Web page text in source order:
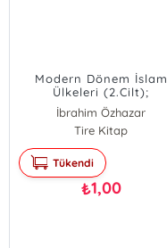
Modern Dönem İslam
Ülkeleri (2.Cilt);
Balkanlar,Türkstan ve
Güney Asya
İbrahim Özhazar
İsa Elbinsoy
Tire Kitap
Tükendi
₺1,00